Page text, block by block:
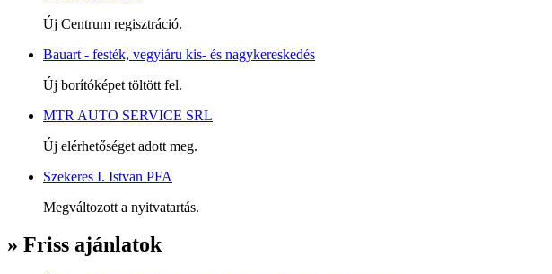
Új Centrum regisztráció.
Bauart - festék, vegyiáru kis- és nagykereskedés
Új borítóképet töltött fel.
MTR AUTO SERVICE SRL
Új elérhetőséget adott meg.
Szekeres I. Istvan PFA
Megváltozott a nyitvatartás.
» Friss ajánlatok